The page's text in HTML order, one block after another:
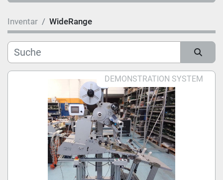
Hersteller
Kategorie
Inventar WideRange
Sortieren nach
DEMONSTRATION SYSTEM